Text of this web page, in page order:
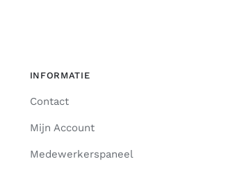
INFORMATIE
Contact
Mijn Account
Medewerkerspaneel